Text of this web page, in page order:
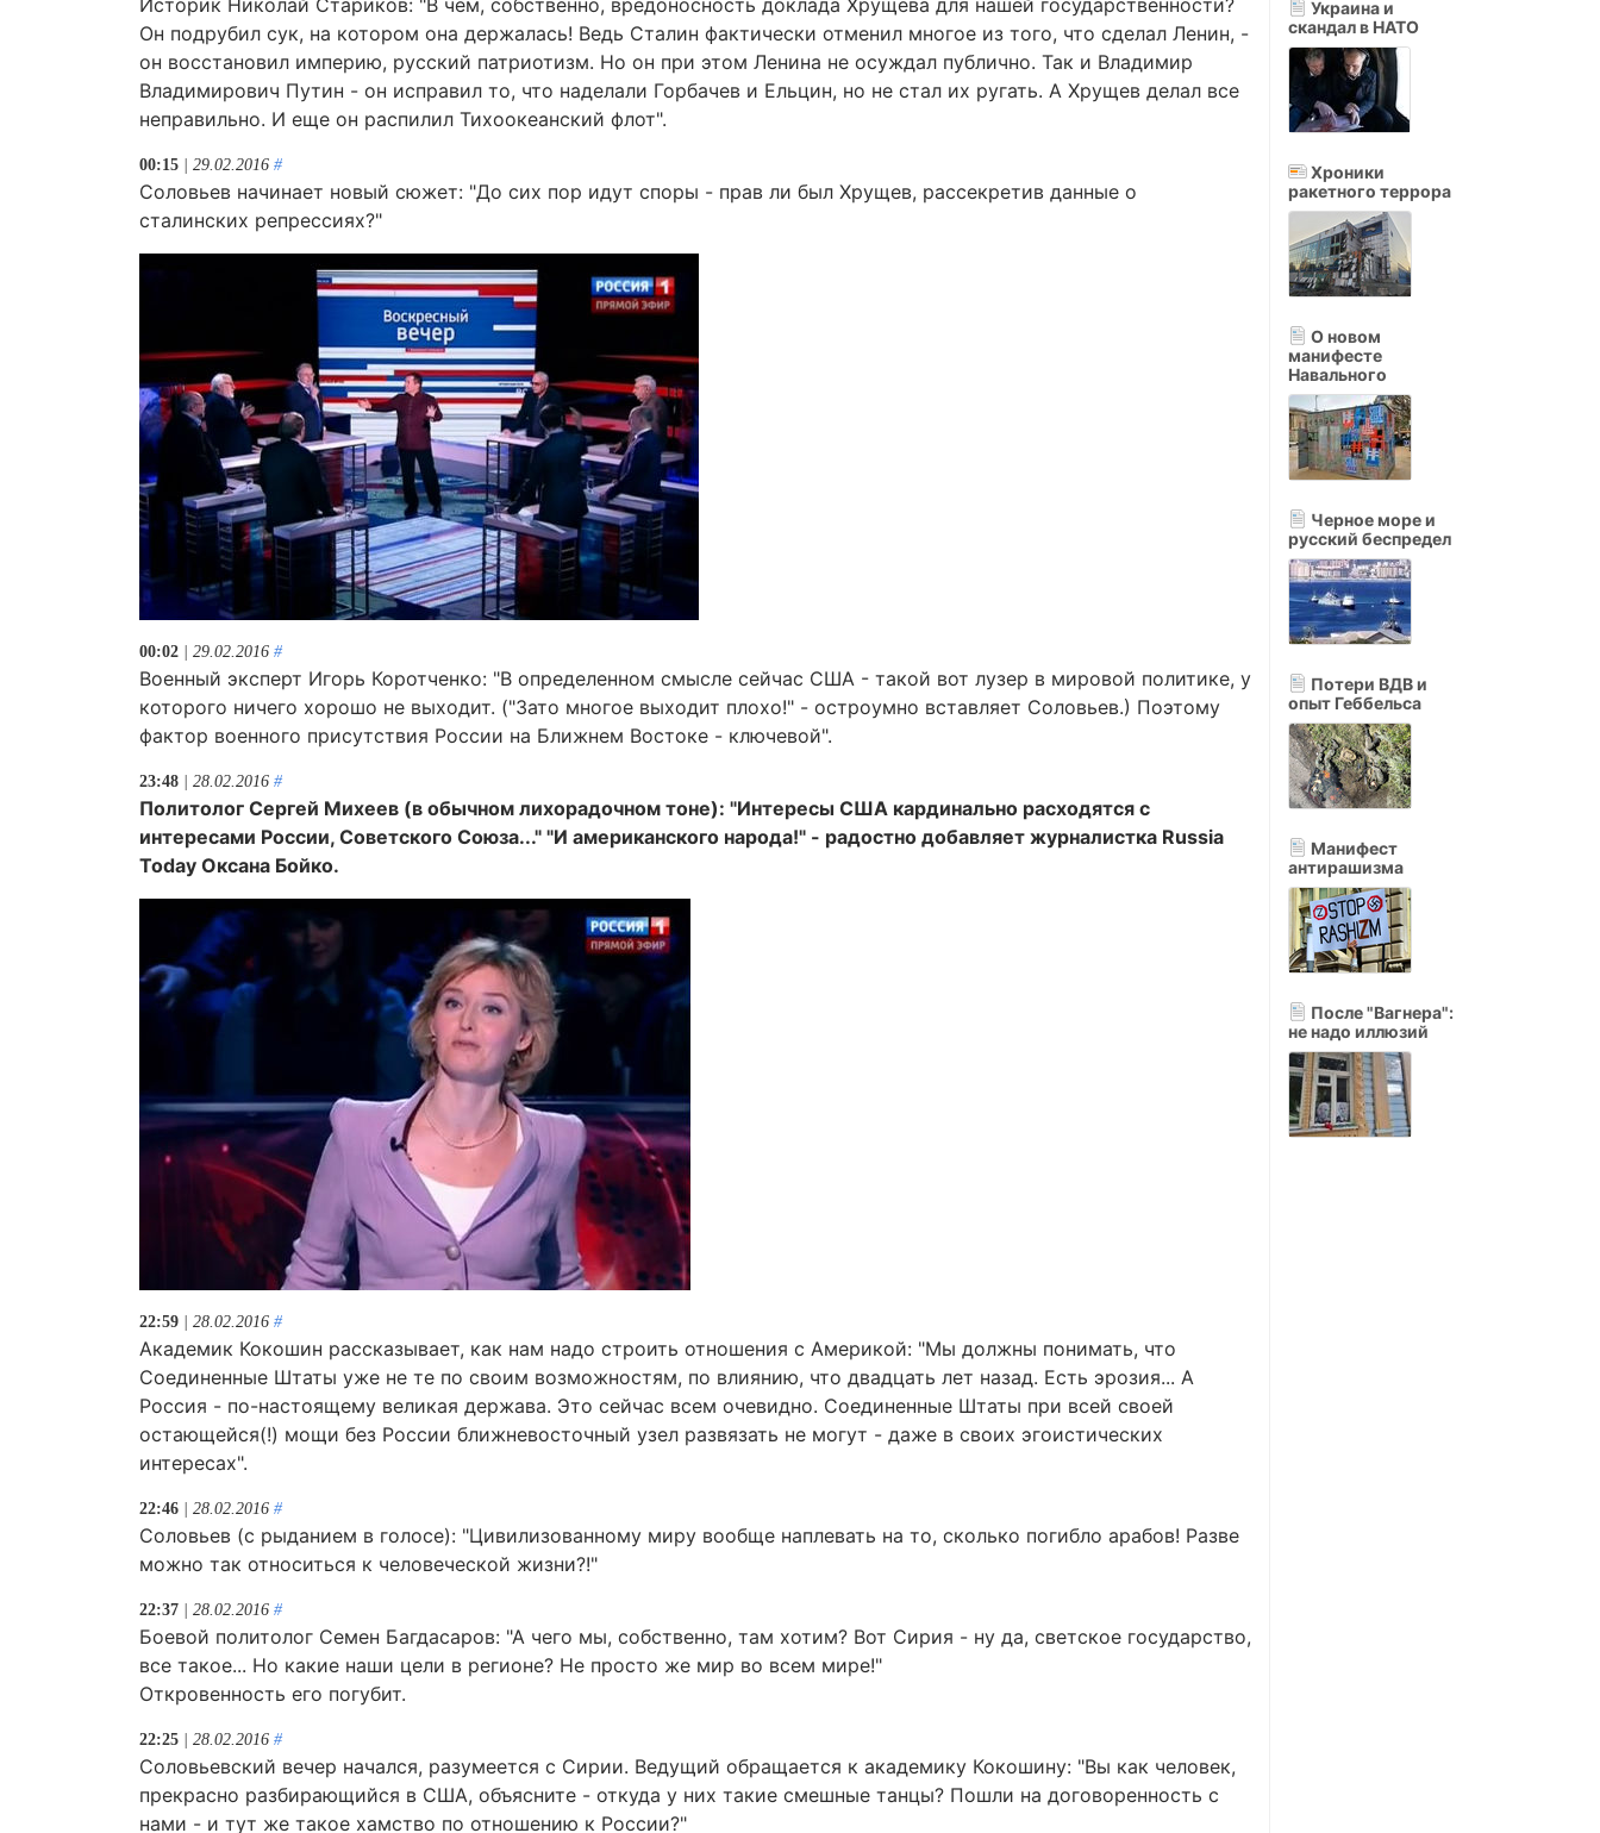
Историк Николай Стариков: "В чем, собственно, вредоносность доклада Хрущева для нашей государственности?
Он подрубил сук, на котором она держалась! Ведь Сталин фактически отменил многое из того, что сделал Ленин, -
он восстановил империю, русский патриотизм. Но он при этом Ленина не осуждал публично. Так и Владимир
Владимирович Путин - он исправил то, что наделали Горбачев и Ельцин, но не стал их ругать. А Хрущев делал все
неправильно. И еще он распилил Тихоокеанский флот".
00:15 | 29.02.2016 #
Соловьев начинает новый сюжет: "До сих пор идут споры - прав ли был Хрущев, рассекретив данные о
сталинских репрессиях?"
00:02 | 29.02.2016 #
Военный эксперт Игорь Коротченко: "В определенном смысле сейчас США - такой вот лузер в мировой политике, у
которого ничего хорошо не выходит. ("Зато многое выходит плохо!" - остроумно вставляет Соловьев.) Поэтому
фактор военного присутствия России на Ближнем Востоке - ключевой".
23:48 | 28.02.2016 #
Политолог Сергей Михеев (в обычном лихорадочном тоне): "Интересы США кардинально расходятся с
интересами России, Советского Союза..." "И американского народа!" - радостно добавляет журналистка Russia
Today Оксана Бойко.
22:59 | 28.02.2016 #
Академик Кокошин рассказывает, как нам надо строить отношения с Америкой: "Мы должны понимать, что
Соединенные Штаты уже не те по своим возможностям, по влиянию, что двадцать лет назад. Есть эрозия... А
Россия - по-настоящему великая держава. Это сейчас всем очевидно. Соединенные Штаты при всей своей
остающейся(!) мощи без России ближневосточный узел развязать не могут - даже в своих эгоистических
интересах".
22:46 | 28.02.2016 #
Соловьев (с рыданием в голосе): "Цивилизованному миру вообще наплевать на то, сколько погибло арабов! Разве
можно так относиться к человеческой жизни?!"
22:37 | 28.02.2016 #
Боевой политолог Семен Багдасаров: "А чего мы, собственно, там хотим? Вот Сирия - ну да, светское государство,
все такое... Но какие наши цели в регионе? Не просто же мир во всем мире!"
Откровенность его погубит.
22:25 | 28.02.2016 #
Соловьевский вечер начался, разумеется с Сирии. Ведущий обращается к академику Кокошину: "Вы как человек,
прекрасно разбирающийся в США, объясните - откуда у них такие смешные танцы? Пошли на договоренность с
нами - и тут же такое хамство по отношению к России?"
Украина и
скандал в НАТО
Хроники
ракетного террора
О новом
манифесте
Навального
Черное море и
русский беспредел
Потери ВДВ и
опыт Геббельса
Манифест
антирашизма
После "Вагнера":
не надо иллюзий